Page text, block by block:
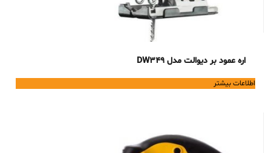
اره عمود بر دیوالت مدل DW349
اطلاعات بیشتر